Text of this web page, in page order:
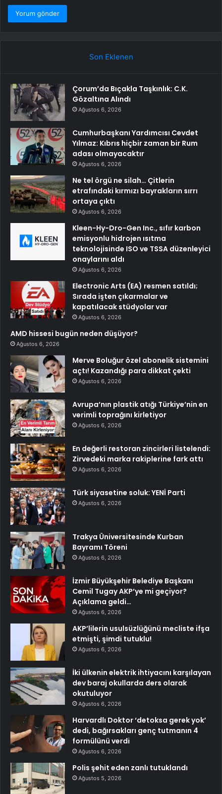
Son Eklenen
Çorum’da Bıçakla Taşkınlık: C.K.
Gözaltına Alındı
Ağustos 6, 2026
Cumhurbaşkanı Yardımcısı Cevdet
Yılmaz: Kıbrıs hiçbir zaman bir Rum
adası olmayacaktır
Ağustos 6, 2026
Ne tel örgü ne silah… Çitlerin
etrafındaki kırmızı bayrakların sırrı
ortaya çıktı
Ağustos 6, 2026
Kleen-Hy-Dro-Gen Inc., sıfır karbon
emisyonlu hidrojen ısıtma
teknolojisinde ISO ve TSSA düzenleyici
onaylarını aldı
Ağustos 6, 2026
Electronic Arts (EA) resmen satıldı;
Sırada işten çıkarmalar ve
kapatılacak stüdyolar var
Ağustos 6, 2026
AMD hissesi bugün neden düşüyor?
Ağustos 6, 2026
Merve Boluğur özel abonelik sistemini
açtı! Kazandığı para dikkat çekti
Ağustos 6, 2026
Avrupa’nın plastik atığı Türkiye’nin en
verimli toprağını kirletiyor
Ağustos 6, 2026
En değerli restoran zincirleri listelendi:
Zirvedeki marka rakiplerine fark attı
Ağustos 6, 2026
Türk siyasetine soluk: YENİ Parti
Ağustos 6, 2026
Trakya Üniversitesinde Kurban
Bayramı Töreni
Ağustos 6, 2026
İzmir Büyükşehir Belediye Başkanı
Cemil Tugay AKP’ye mi geçiyor?
Açıklama geldi…
Ağustos 6, 2026
AKP’lilerin usulsüzlüğünü mecliste ifşa
etmişti, şimdi tutuklu!
Ağustos 6, 2026
İki ülkenin elektrik ihtiyacını karşılayan
dev baraj okullarda ders olarak
okutuluyor
Ağustos 6, 2026
Harvardlı Doktor ‘detoksa gerek yok’
dedi, bağırsakları genç tutmanın 4
formülünü verdi
Ağustos 6, 2026
Polis şehit eden zanlı tutuklandı
Ağustos 5, 2026